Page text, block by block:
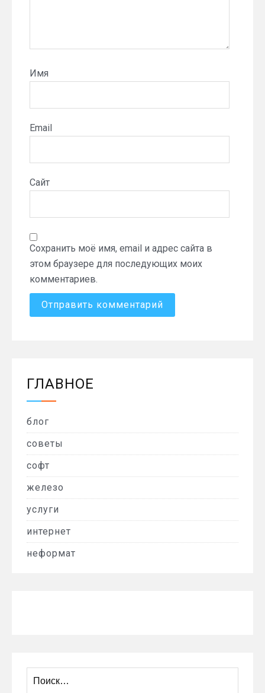
Имя
Email
Сайт
Сохранить моё имя, email и адрес сайта в
этом браузере для последующих моих
комментариев.
ГЛАВНОЕ
блог
советы
софт
железо
услуги
интернет
неформат